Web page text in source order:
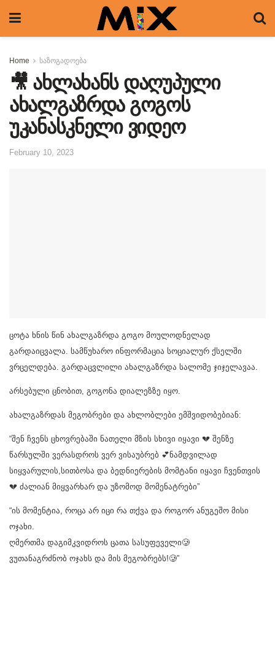
Home საზოგადოება
🎥 ახლახანს დაღუპული
ახალგაზრდა გოგოს
უკანასკნელი ვიდეო
February 10, 2023
ცოტა ხნის წინ ახალგაზრდა გოგო მოულოდნელად
გარდაიცვალა. სამწუხარო ინფორმაცია სოციალურ ქსელში
ვრცელდება. გარდაცვლილი ახალგაზრდა სალომე ჯიჯელავაა.
არსებული ცნობით, გოგონა დიალეზზე იყო.
ახალგაზრდას მეგობრები და ახლობლები ემშვიდობებიან:
“შენ ჩვენს ცხოვრებაში ნათელი მზის სხივი იყავი 💔 შენზე
წარსულში ვერასდროს ვერ ვისაუბრებ 💕ნამდვილად
სიყვარულის,სითბოსა და ბედნიერების მომტანი იყავი ჩვენთვის
💔 ძალიან მიყვარხარ და უზომოდ მომენატრები”
“ის მომენტია, როცა არ იცი რა თქვა და როგორ ანუგეშო მისი
ოჯახი.
ღმერთმა დაგიმკვიდროს ცათა სასუფეველი🥲
ვუთანაგრძნობ ოჯახს და მის მეგობრებს!🥲”